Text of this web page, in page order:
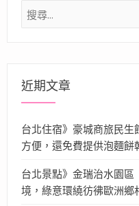
搜
尋
近期文章
台北住宿》豪城商旅民
方便，還免費提供泡麵餅
台北景點》金瑞治水園
境，綠意環繞彷彿歐洲鄉